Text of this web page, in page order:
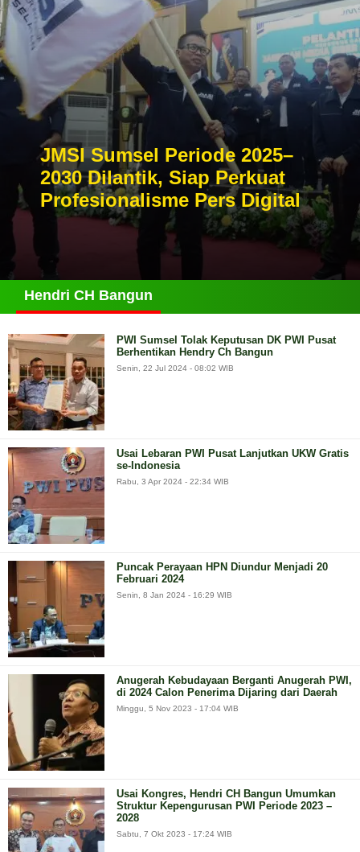
JMSI Sumsel Periode 2025–
2030 Dilantik, Siap Perkuat
Profesionalisme Pers Digital
Hendri CH Bangun
PWI Sumsel Tolak Keputusan DK PWI Pusat
Berhentikan Hendry Ch Bangun
Senin, 22 Jul 2024 - 08:02 WIB
Usai Lebaran PWI Pusat Lanjutkan UKW Gratis
se-Indonesia
Rabu, 3 Apr 2024 - 22:34 WIB
Puncak Perayaan HPN Diundur Menjadi 20
Februari 2024
Senin, 8 Jan 2024 - 16:29 WIB
Anugerah Kebudayaan Berganti Anugerah PWI,
di 2024 Calon Penerima Dijaring dari Daerah
Minggu, 5 Nov 2023 - 17:04 WIB
Usai Kongres, Hendri CH Bangun Umumkan
Struktur Kepengurusan PWI Periode 2023 –
2028
Sabtu, 7 Okt 2023 - 17:24 WIB